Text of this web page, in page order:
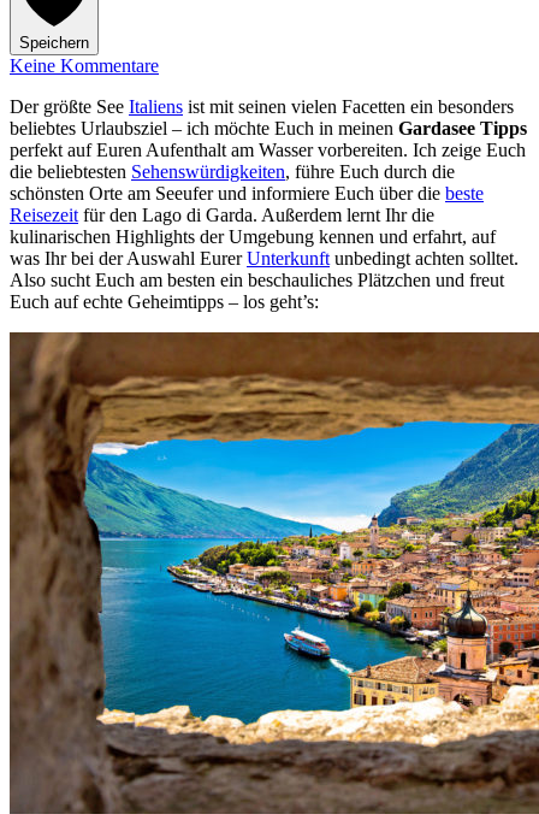
Speichern
Keine Kommentare
Der größte See Italiens ist mit seinen vielen Facetten ein besonders
beliebtes Urlaubsziel – ich möchte Euch in meinen Gardasee Tipps
perfekt auf Euren Aufenthalt am Wasser vorbereiten. Ich zeige Euch
die beliebtesten Sehenswürdigkeiten, führe Euch durch die
schönsten Orte am Seeufer und informiere Euch über die beste
Reisezeit für den Lago di Garda. Außerdem lernt Ihr die
kulinarischen Highlights der Umgebung kennen und erfahrt, auf
was Ihr bei der Auswahl EurerUnterkunft unbedingt achten solltet.
Also sucht Euch am besten ein beschauliches Plätzchen und freut
Euch auf echte Geheimtipps – los geht’s: